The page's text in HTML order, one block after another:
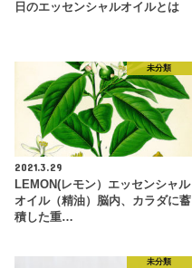
日のエッセンシャルオイルとは
未分類
2021.3.29
LEMON(レモン）エッセンシャル
オイル（精油）脳内、カラダに蓄
積した重…
未分類